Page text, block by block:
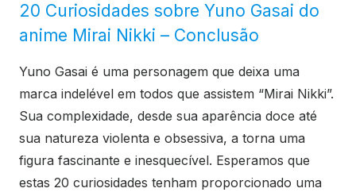
20 Curiosidades sobre Yuno Gasai do
anime Mirai Nikki – Conclusão
Yuno Gasai é uma personagem que deixa uma
marca indelével em todos que assistem “Mirai Nikki”.
Sua complexidade, desde sua aparência doce até
sua natureza violenta e obsessiva, a torna uma
figura fascinante e inesquecível. Esperamos que
estas 20 curiosidades tenham proporcionado uma